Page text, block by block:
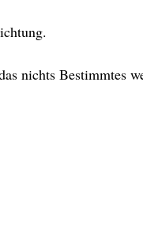
nichts Bestimmtes